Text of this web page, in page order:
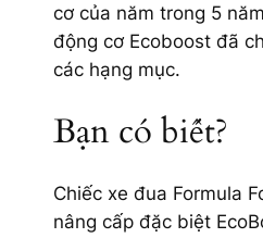
cơ của năm trong 5
động cơ Ecoboost đã
các hạng mục.
Bạn có biết?
Chiếc xe đua Formula
nâng cấp đặc biệt